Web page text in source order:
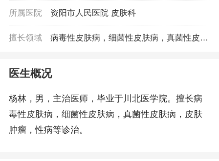
所属医院 资阳市人民医院 皮肤科
擅长领域
病毒性皮肤病，细菌性皮肤病，真菌性皮肤
医生概况
杨林，男，主治医师，毕业于川北医学院。擅长病
毒性皮肤病，细菌性皮肤病，真菌性皮肤病，皮肤
肿瘤，性病等诊治。